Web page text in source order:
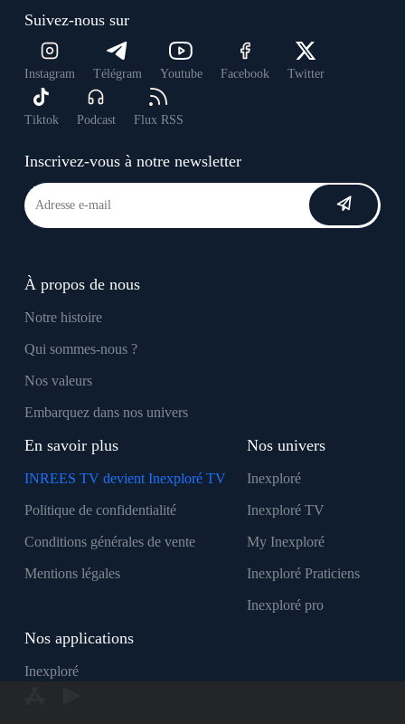
Suivez-nous sur
Instagram Télégram Youtube Facebook Twitter
Tiktok Podcast Flux RSS
Inscrivez-vous à notre newsletter
À propos de nous
Notre histoire
Qui sommes-nous ?
Nos valeurs
Embarquez dans nos univers
En savoir plus
INREES TV devient Inexploré TV
Politique de confidentialité
Conditions générales de vente
Mentions légales
Nos univers
Inexploré
Inexploré TV
My Inexploré
Inexploré Praticiens
Inexploré pro
Nos applications
Inexploré